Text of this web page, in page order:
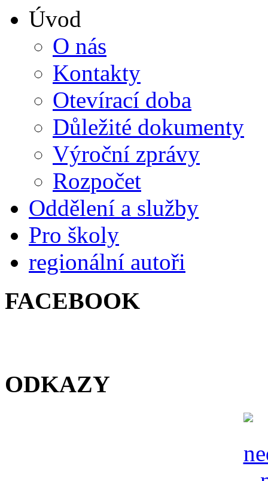
Úvod
O nás
Kontakty
Otevírací doba
Důležité dokumenty
Výroční zprávy
Rozpočet
Oddělení a služby
Pro školy
regionální autoři
FACEBOOK
ODKAZY